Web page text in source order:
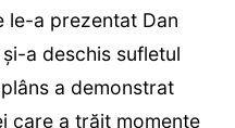
le-a prezentat Dan
a deschis sufletul
a demonstrat
care a trăit momente